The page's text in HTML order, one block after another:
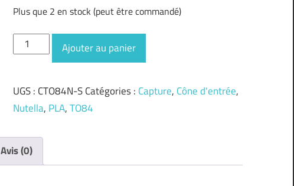
Plus que 2 en stock (peut être commandé)
quantité
de
piège
"Nutella"
Ajouter au panier
UGS : CTO84N-SCatégories : Capture, Cône d'entrée,
Nutella, PLA,TO84
Avis (0)